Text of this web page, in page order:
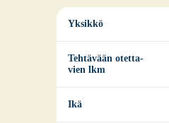
Yksik­kö
Teh­tä­vään otet­ta­
vien lkm
Ikä